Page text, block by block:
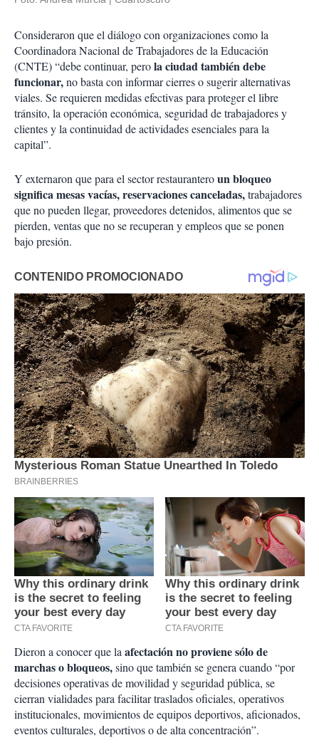
Consideraron que el diálogo con organizaciones como la
Coordinadora Nacional de Trabajadores de la Educación
(CNTE) “debe continuar, perola ciudad también debe
funcionar,no basta con informar cierres o sugerir alternativas
viales. Se requieren medidas efectivas para proteger el libre
tránsito, la operación económica, seguridad de trabajadores y
clientes y la continuidad de actividades esenciales para la
capital”.
Y externaron que para el sector restauranteroun bloqueo
significa mesas vacías, reservaciones canceladas,trabajadores
que no pueden llegar, proveedores detenidos, alimentos que se
pierden, ventas que no se recuperan y empleos que se ponen
bajo presión.
Dieron a conocer que laafectación no proviene sólo de
marchas o bloqueos,sino que también se genera cuando “por
decisiones operativas de movilidad y seguridad pública, se
cierran vialidades para facilitar traslados oficiales, operativos
institucionales, movimientos de equipos deportivos, aficionados,
eventos culturales, deportivos o de alta concentración”.